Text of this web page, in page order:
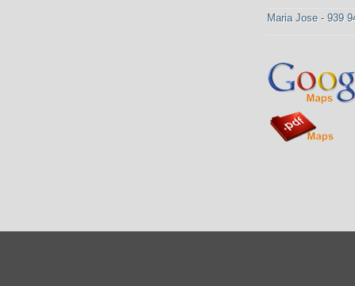
Maria Jose - 939